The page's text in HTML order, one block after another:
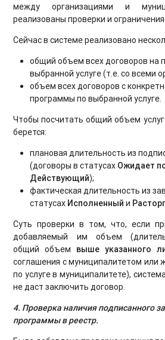
между организациями и
реализованы проверки и
Сейчас в системе реализовано
общий объем всех договоров на
выбранной услуге (т.е. со всеми
объем всех договоров с
программы по выбранной услуге.
Чтобы посчитать общий объем
берется:
плановая длительность из
(договоры в статусах Ожидает
Действующий);
фактическая длительность из
статусах Исполненный и
Суть проверки в том, что, если
добавляемый им объем
общий объем выше указанного
соглашения с муниципалитетом или
по услуге в муниципалитете),
не даст заключить договор.
4. Проверка наличия подписанного
программы в реестр.